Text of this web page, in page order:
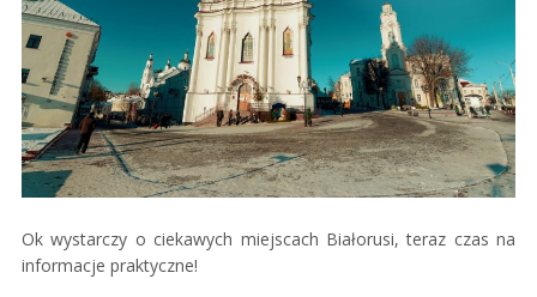
Ok wystarczy o ciekawych miejscach Białorusi, teraz czas na
informacje praktyczne!